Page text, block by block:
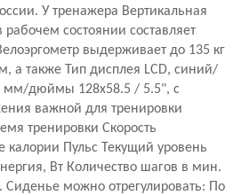
У тренажера Вертикальная
рабочем состоянии составляет
выдерживает до 135 кг
а также Тип дисплея LCD, синий/
мм/дюймы 128х58.5 / 5.5", с
важной для тренировки
тренировки Скорость
калории Пульс Текущий уровень
Вт Количество шагов в мин.
можно отрегулировать: По